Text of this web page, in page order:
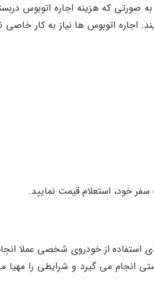
اجاره اتوبوس ها نیاز به کار خاصی
سفر خود، استعلام قیمت نمایید.
از خودروی شخصی عملا
انجام می ‌گیرد و شرایطی را